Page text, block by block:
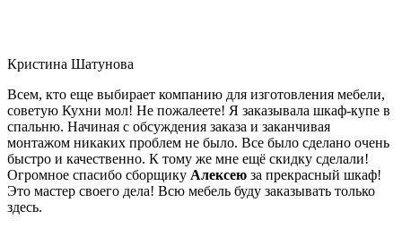
Кристина Шатунова
Всем, кто еще выбирает компанию для изготовления мебели,
советую Кухни мол! Не пожалеете! Я заказывала шкаф-купе в
спальню. Начиная с обсуждения заказа и заканчивая
монтажом никаких проблем не было. Все было сделано очень
быстро и качественно. К тому же мне ещё скидку сделали!
Огромное спасибо сборщику Алексею за прекрасный шкаф!
Это мастер своего дела! Всю мебель буду заказывать только
здесь.